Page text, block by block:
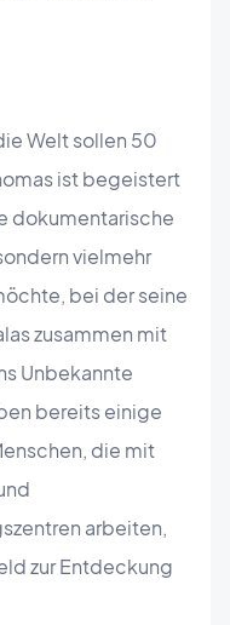
Welt sollen 50
ist begeistert
dokumentarische
vielmehr
bei der seine
zusammen mit
Unbekannte
bereits einige
die mit
arbeiten,
zur Entdeckung